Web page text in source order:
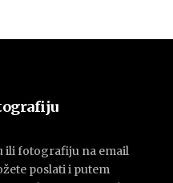
ili fotografiju na email
poslati i putem